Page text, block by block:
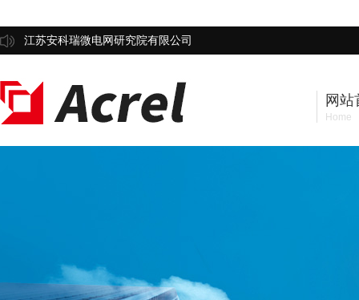
江苏安科瑞微电网研究院有限公司
网站
Home